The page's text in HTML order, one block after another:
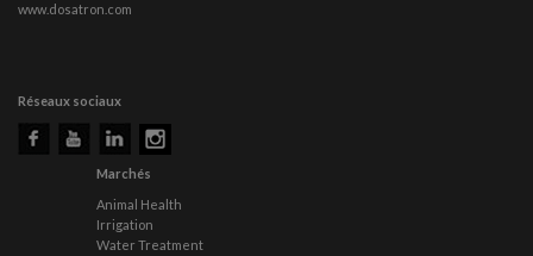
www.dosatron.com
Réseaux sociaux
Marchés
Animal Health
Irrigation
Water Treatment